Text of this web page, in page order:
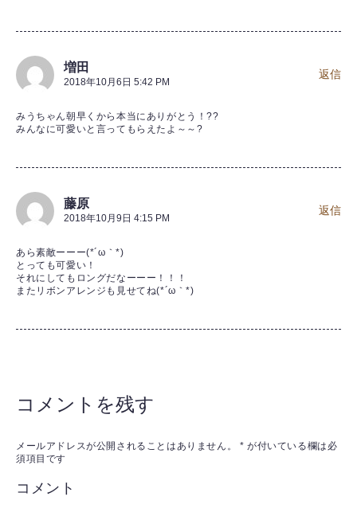
増田
2018年10月6日 5:42 PM
みうちゃん朝早くから本当にありがとう！??
みんなに可愛いと言ってもらえたよ～～?
返信
藤原
2018年10月9日 4:15 PM
あら素敵ーーー(*´ω｀*)
とっても可愛い！
それにしてもロングだなーーー！！！
またリボンアレンジも見せてね(*´ω｀*)
返信
コメントを残す
メールアドレスが公開されることはありません。 * が付いている欄は必
須項目です
コメント